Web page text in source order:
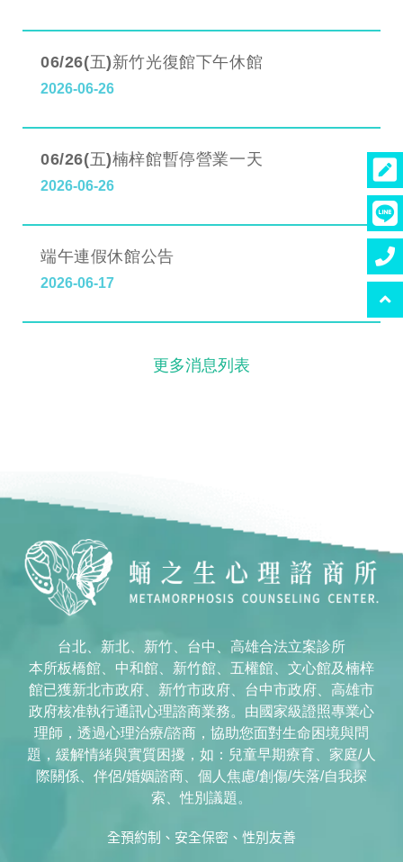
06/26(五)新竹光復館下午休館
2026-06-26
06/26(五)楠梓館暫停營業一天
2026-06-26
端午連假休館公告
2026-06-17
更多消息列表
台北、新北、新竹、台中、高雄合法立案診所
本所板橋館、中和館、新竹館、五權館、文心館及楠梓
館已獲新北市政府、新竹市政府、台中市政府、高雄市
政府核准執行通訊心理諮商業務。由國家級證照專業心
理師，透過心理治療/諮商，協助您面對生命困境與問
題，緩解情緒與實質困擾，如：兒童早期療育、家庭/人
際關係、伴侶/婚姻諮商、個人焦慮/創傷/失落/自我探
索、性別議題。
全預約制、安全保密、性別友善